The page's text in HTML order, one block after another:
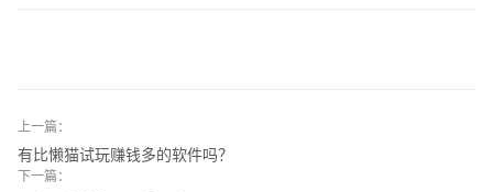
上一篇：
有比懒猫试玩赚钱多的软件吗？
下一篇：